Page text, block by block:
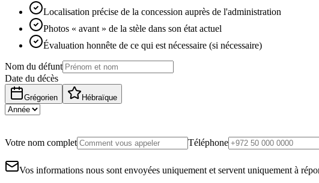
Localisation précise de la concession auprès de l'administration
Photos « avant » de la stèle dans son état actuel
Évaluation honnête de ce qui est nécessaire (si nécessaire)
Nom du défunt
Date du décès
Grégorien Hébraïque
Votre nom complet Téléphone
Vos informations nous sont envoyées uniquement et servent uniquement à